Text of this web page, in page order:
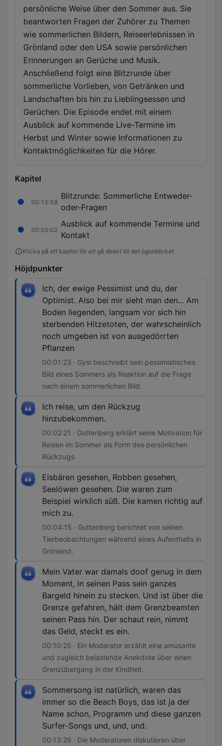
persönliche Weise über den Sommer aus. Sie
beantworten Fragen der Zuhörer zu Themen
wie sommerlichen Bildern, Reiseerlebnissen in
Grönland oder den USA sowie persönlichen
Erinnerungen an Gerüche und Musik.
Anschließend folgt eine Blitzrunde über
sommerliche Vorlieben, von Getränken und
Landschaften bis hin zu Lieblingsessen und
Gerüchen. Die Episode endet mit einem
Ausblick auf kommende Live-Termine im
Herbst und Winter sowie Informationen zu
Kontaktmöglichkeiten für die Hörer.
Kapitel
00:15:58
Blitzrunde: Sommerliche Entweder-
oder-Fragen
00:20:02
Ausblick auf kommende Termine und
Kontakt
Klicka på ett kapitel för att gå direkt till det ögonblicket
Höjdpunkter
Ich, der ewige Pessimist und du, der
Optimist. Also bei mir sieht man den... Am
Boden liegenden, langsam vor sich hin
sterbenden Hitzetoten, der wahrscheinlich
noch umgeben ist von ausgedörrten
Pflanzen
00:01:23 · Gysi beschreibt sein pessimistisches
Bild eines Sommers als Reaktion auf die Frage
nach einem sommerlichen Bild.
Ich reise, um den Rückzug
hinzubekommen.
00:02:21 · Guttenberg erklärt seine Motivation für
Reisen im Sommer als Form des persönlichen
Rückzugs.
Eisbären gesehen, Robben gesehen,
Seelöwen gesehen. Die waren zum
Beispiel wirklich süß. Die kamen richtig auf
mich zu.
00:04:15 · Guttenberg berichtet von seinen
Tierbeobachtungen während eines Aufenthalts in
Grönland.
Mein Vater war damals doof genug in dem
Moment, in seinen Pass sein ganzes
Bargeld hinein zu stecken. Und ist über die
Grenze gefahren, hält dem Grenzbeamten
seinen Pass hin. Der schaut rein, nimmt
das Geld, steckt es ein.
00:10:25 · Ein Moderator erzählt eine amüsante
und zugleich belastende Anekdote über einen
Grenzübergang in der Kindheit.
Sommersong ist natürlich, waren das
immer so die Beach Boys, das ist ja der
Name schon, Programm und diese ganzen
Surfer-Songs und, und, und.
00:13:29 · Die Moderatoren diskutieren über